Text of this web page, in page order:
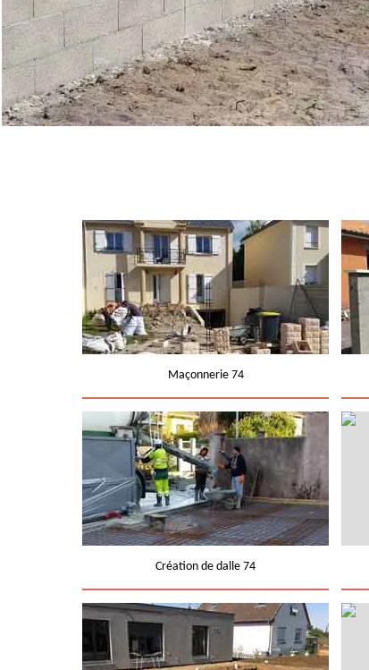
Maçonnerie 74
Création de dalle 74